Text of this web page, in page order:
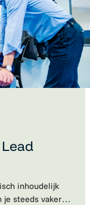
inhoudelijk
je steeds vaker